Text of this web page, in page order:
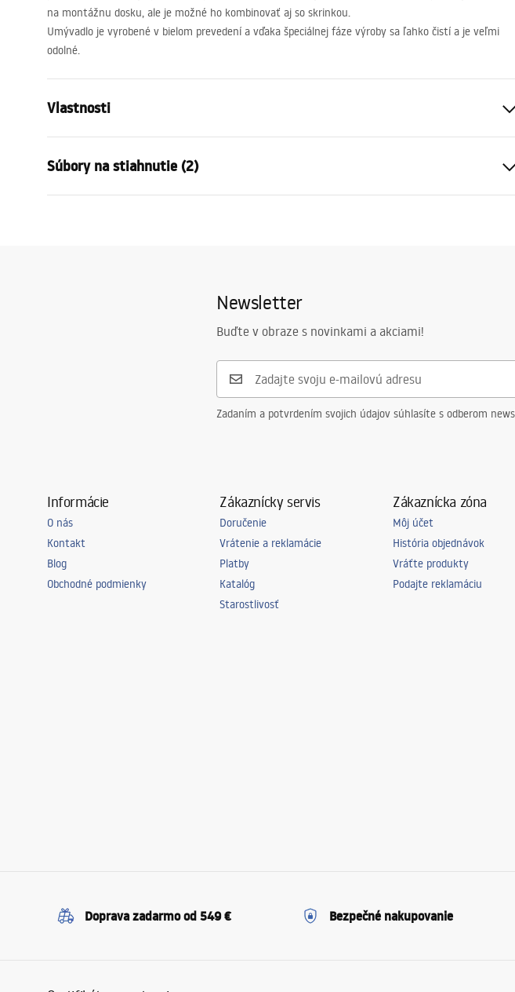
na montážnu dosku, ale je možné ho kombinovať aj so skrinkou.
Umývadlo je vyrobené v bielom prevedení a vďaka špeciálnej fáze výroby sa ľahko čistí a je veľmi
odolné.
Vlastnosti
Materiál
Farba
Biela
170
mm
Nie
Áno
Súbory na stiahnutie (2)
Newsletter
Buďte v obraze s novinkami a akciami!
Zadaním a potvrdením svojich údajov súhlasíte s odberom
Informácie
O nás
Kontakt
Blog
Obchodné podmienky
Zákaznícky servis
Doručenie
Vrátenie a reklamácie
Platby
Katalóg
Starostlivosť
Zákaznícka zóna
Môj účet
História objednávok
Vráťte produkty
Podajte reklamáciu
Doprava zadarmo od 549 € Bezpečné nakupovanie